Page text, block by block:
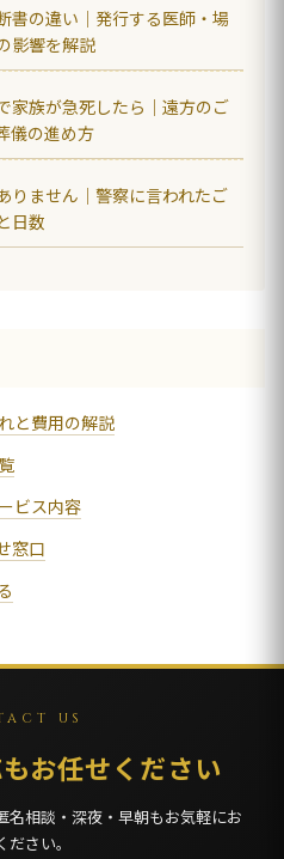
書の違い｜発行する医師・場
影響を解説
家族が急死したら｜遠方のご
儀の進め方
りません｜警察に言われたご
日数
と費用の解説
ビス内容
窓口
US
お任せください
名相談・深夜・早朝もお気軽にお
ださい。